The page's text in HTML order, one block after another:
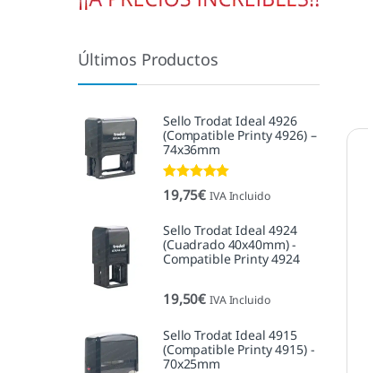
Últimos Productos
Sello Trodat Ideal 4926
(Compatible Printy 4926) –
74x36mm
Valorado con
5.00de 5
19,75€ IVA Incluido
Sello Trodat Ideal 4924
(Cuadrado 40x40mm) -
Compatible Printy 4924
19,50€ IVA Incluido
Sello Trodat Ideal 4915
(Compatible Printy 4915) -
70x25mm